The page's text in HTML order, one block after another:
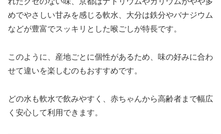
めでやさしい甘みを感じる軟水、大分は鉄分やバナジウム
などが豊富でスッキリとした喉ごしが特長です。
このように、産地ごとに個性があるため、味の好みに合わ
せて違いを楽しむのもおすすめです。
どの水も軟水で飲みやすく、赤ちゃんから高齢者まで幅広
く安心して利用できます。